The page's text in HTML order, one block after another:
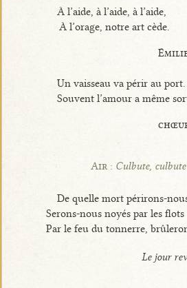
À l’aide, à l’aide, à l’aide,
À l’orage, notre art cède.
Un vaisseau va périr au port.
Souvent l’amour a même
Air : Culbute,
De quelle mort périrons-
Serons-nous noyés par les
Par le feu du tonnerre,
Le jour